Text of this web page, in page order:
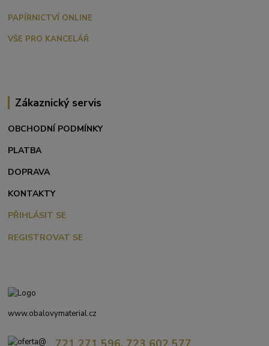
PAPÍRNICTVÍ ONLINE
VŠE PRO KANCELÁŘ
Zákaznický servis
OBCHODNÍ PODMÍNKY
PLATBA
DOPRAVA
KONTAKTY
PŘIHLÁSIT SE
REGISTROVAT SE
www.obalovymaterial.cz